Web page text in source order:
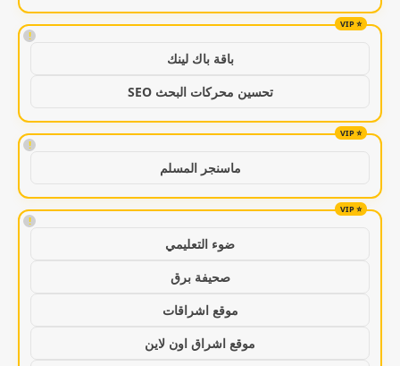
!
باقة باك لينك
تحسين محركات البحث SEO
!
ماسنجر المسلم
!
ضوء التعليمي
صحيفة برق
موقع اشراقات
موقع اشراق اون لاين